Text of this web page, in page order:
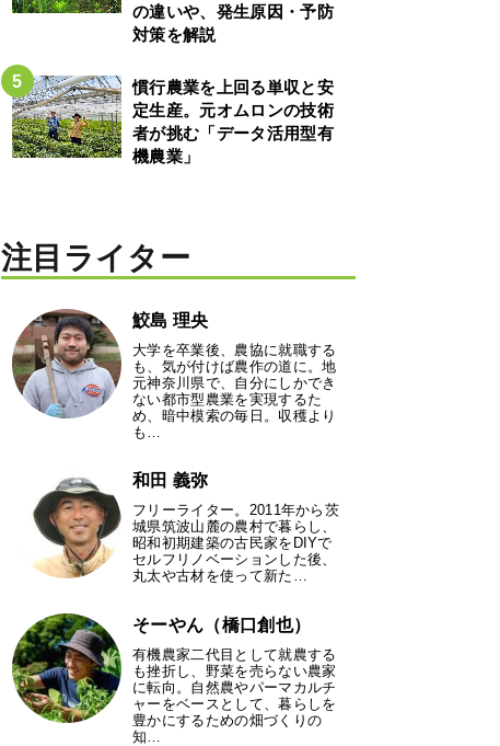
の違いや、発生原因・予防
対策を解説
慣行農業を上回る単収と安
定生産。元オムロンの技術
者が挑む「データ活用型有
機農業」
注目ライター
鮫島 理央
大学を卒業後、農協に就職する
も、気が付けば農作の道に。地
元神奈川県で、自分にしかでき
ない都市型農業を実現するた
め、暗中模索の毎日。収穫より
も…
和田 義弥
フリーライター。2011年から茨
城県筑波山麓の農村で暮らし、
昭和初期建築の古民家をDIYで
セルフリノベーションした後、
丸太や古材を使って新た…
そーやん（橋口創也）
有機農家二代目として就農する
も挫折し、野菜を売らない農家
に転向。自然農やパーマカルチ
ャーをベースとして、暮らしを
豊かにするための畑づくりの
知…